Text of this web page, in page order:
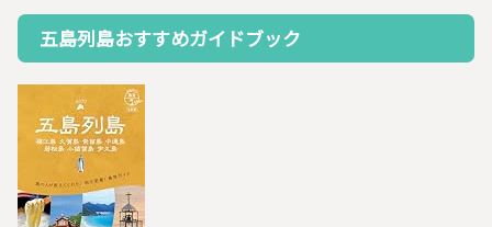
五島列島おすすめガイドブック